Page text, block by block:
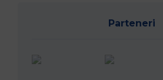
Parteneri